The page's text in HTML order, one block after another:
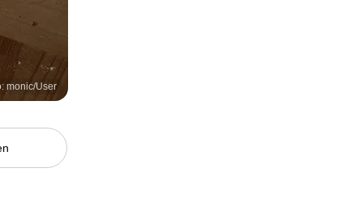
monic/User